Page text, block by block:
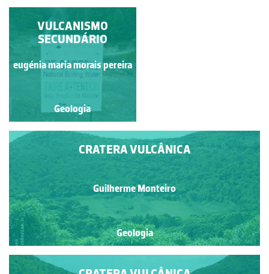
CRATERA VULCÂNICA
Guilherme Monteiro
Geologia
CRATERA VULCÂNICA
Guilherme Monteiro
Geologia
VULCANISMO
SECUNDÁRIO
eugénia maria morais pereira
Geologia